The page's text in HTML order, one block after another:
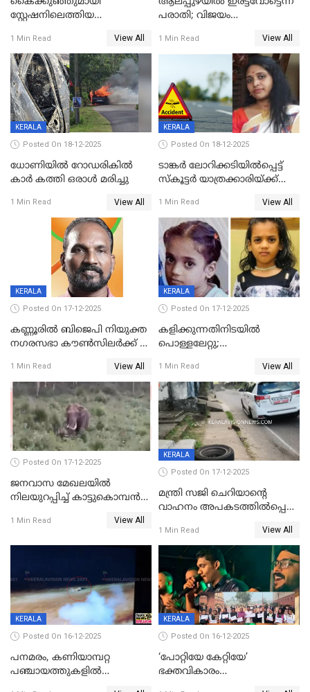
സ്റ്റേഷനിലെത്തിയ
കരണത്തടിച്ചു; CC ടിവി
ദൃശ്യങ്ങൾ പുറത്ത്
1 Min Read View All
പരാതി; വിജയം
വാർഡിലെ എൽഡിഎഫ്
സ്ഥാനാർത്ഥി
1 Min Read View All
KERALA
Posted On 18-12-2025
ധോണിയിൽ റോഡരികിൽ
കാർ കത്തി ഒരാൾ മരിച്ചു
1 Min Read View All
KERALA
Posted On 18-12-2025
ടാങ്കർ ലോറിക്കടിയിൽപ്പെട്ട്
സ്കൂട്ടർ യാത്രക്കാരിയ്ക്ക്
കണ്ടോത്ത് ദേശീയ പാതയിൽ
1 Min Read View All
KERALA
Posted On 17-12-2025
കണ്ണൂരിൽ ബിജെപി നിയുക്ത
നഗരസഭാ കൗൺസിലർക്ക് 36
1 Min Read View All
KERALA
Posted On 17-12-2025
കളിക്കുന്നതിനിടയിൽ
പൊള്ളലേറ്റു;
ക്ലാസ് വിദ്യാർത്ഥിനി മരിച്ചു
1 Min Read View All
Posted On 17-12-2025
ജനവാസ മേഖലയില്‍
നിലയുറപ്പിച്ച് കാട്ടുകൊമ്പന്‍
1 Min Read View All
KERALA
Posted On 17-12-2025
മന്ത്രി സജി ചെറിയാന്റെ
വാഹനം അപകടത്തിൽപ്പെട്ടു;
രക്ഷപ്പെട്ടത് തലനാരിടയ്ക്ക്
1 Min Read View All
KERALA
Posted On 16-12-2025
പനമരം, കണിയാമ്പറ്റ
പഞ്ചായത്തുകളിൽ
KERALA
Posted On 16-12-2025
‘പോറ്റിയേ കേറ്റിയേ’
ഭക്തവികാരം